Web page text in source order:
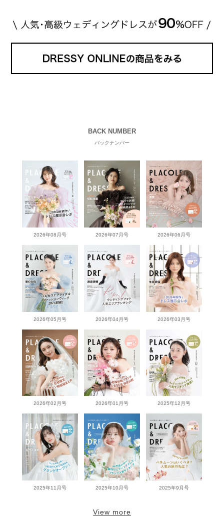
BACK NUMBER
バックナンバー
2026年08月号 2026年07月号 2026年06月号
2026年05月号 2026年04月号 2026年03月号
2026年02月号 2026年01月号 2025年12月号
2025年11月号 2025年10月号 2025年9月号
View more